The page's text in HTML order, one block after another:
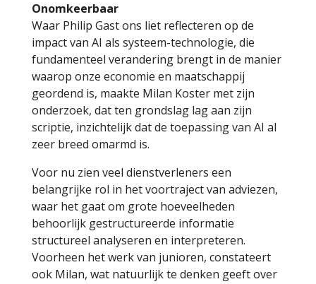
Onomkeerbaar
Waar Philip Gast ons liet reflecteren op de
impact van AI als systeem-technologie, die
fundamenteel verandering brengt in de manier
waarop onze economie en maatschappij
geordend is, maakte Milan Koster met zijn
onderzoek, dat ten grondslag lag aan zijn
scriptie, inzichtelijk dat de toepassing van AI al
zeer breed omarmd is.
Voor nu zien veel dienstverleners een
belangrijke rol in het voortraject van adviezen,
waar het gaat om grote hoeveelheden
behoorlijk gestructureerde informatie
structureel analyseren en interpreteren.
Voorheen het werk van junioren, constateert
ook Milan, wat natuurlijk te denken geeft over